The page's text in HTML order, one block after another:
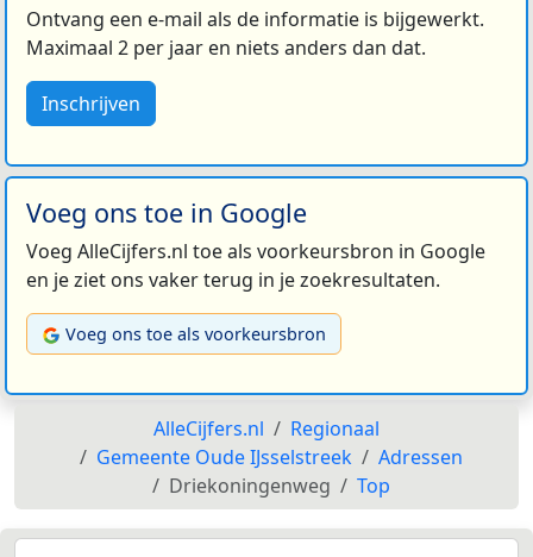
Ontvang een e-mail als de informatie is bijgewerkt.
Maximaal 2 per jaar en niets anders dan dat.
Inschrijven
Voeg ons toe in Google
Voeg AlleCijfers.nl toe als voorkeursbron in Google
en je ziet ons vaker terug in je zoekresultaten.
Voeg ons toe als voorkeursbron
AlleCijfers.nl
Regionaal
Gemeente Oude IJsselstreek
Adressen
Driekoningenweg
Top